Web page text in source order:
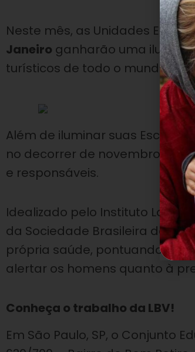
Neste mês, as Unidades
Janeiro ganharão uma
turísticos de todo o mundo
Além de iluminar suas Escolas
no decorrer de novembro,
e responsáveis.
Idealizado pelo Instituto Lado
da Sociedade Brasileira de
própria saúde, pontuando a
alertar os homens quanto à
Conheça o trabalho da LBV!
Em São Paulo, SP, o Conjunto